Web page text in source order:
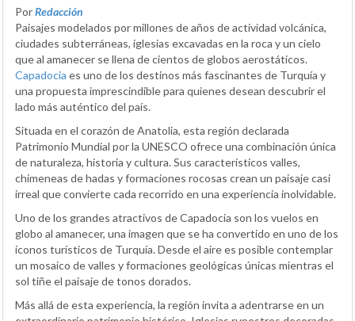
PorRedacción
Paisajes modelados por millones de años de actividad volcánica,
ciudades subterráneas, iglesias excavadas en la roca y un cielo
que al amanecer se llena de cientos de globos aerostáticos.
Capadocia es uno de los destinos más fascinantes de Turquía y
una propuesta imprescindible para quienes desean descubrir el
lado más auténtico del país.
Situada en el corazón de Anatolia, esta región declarada
Patrimonio Mundial por la UNESCO ofrece una combinación única
de naturaleza, historia y cultura. Sus característicos valles,
chimeneas de hadas y formaciones rocosas crean un paisaje casi
irreal que convierte cada recorrido en una experiencia inolvidable.
Uno de los grandes atractivos de Capadocia son los vuelos en
globo al amanecer, una imagen que se ha convertido en uno de los
iconos turísticos de Turquía. Desde el aire es posible contemplar
un mosaico de valles y formaciones geológicas únicas mientras el
sol tiñe el paisaje de tonos dorados.
Más allá de esta experiencia, la región invita a adentrarse en un